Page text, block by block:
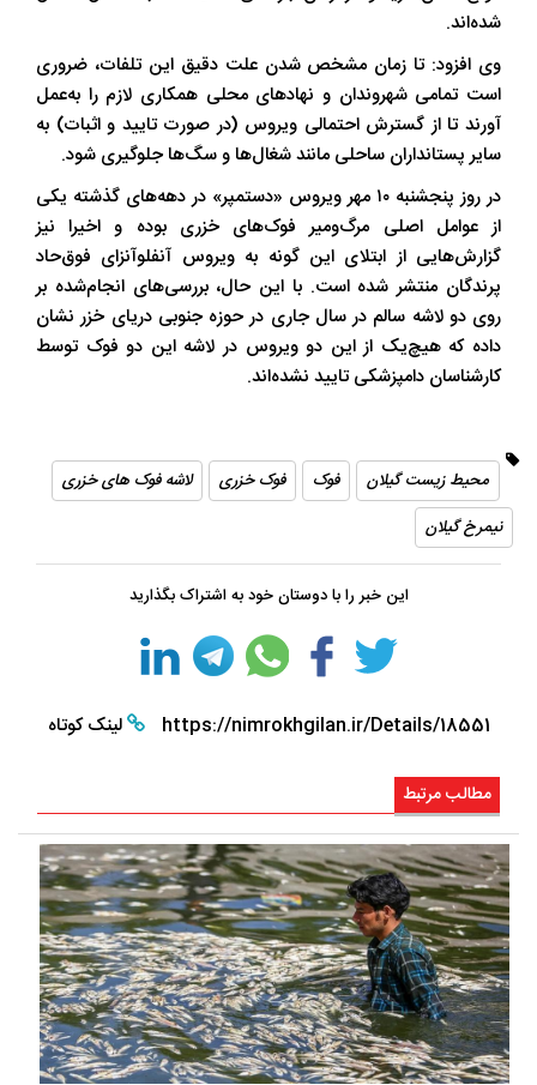
شده‌اند.
وی افزود: تا زمان مشخص شدن علت دقیق این تلفات، ضروری
است تمامی شهروندان و نهادهای محلی همکاری لازم را به‌عمل
آورند تا از گسترش احتمالی ویروس (در صورت تایید و اثبات) به
سایر پستانداران ساحلی مانند شغال‌ها و سگ‌ها جلوگیری شود.
در روز پنجشنبه ۱۰ مهر ویروس «دستمپر» در دهه‌های گذشته یکی
از عوامل اصلی مرگ‌ومیر فوک‌های خزری بوده و اخیرا نیز
گزارش‌هایی از ابتلای این گونه به ویروس آنفلوآنزای فوق‌حاد
پرندگان منتشر شده است. با این حال، بررسی‌های انجام‌شده بر
روی دو لاشه سالم در سال جاری در حوزه جنوبی دریای خزر نشان
داده که هیچ‌یک از این دو ویروس در لاشه این دو فوک توسط
کارشناسان دامپزشکی تایید نشده‌اند.
محیط زیست گیلان فوک فوک خزری
لاشه فوک های خزری
نیمرخ گیلان
این خبر را با دوستان خود به اشتراک بگذارید
https://nimrokhgilan.ir/Details/18551 لینک کوتاه
مطالب مرتبط